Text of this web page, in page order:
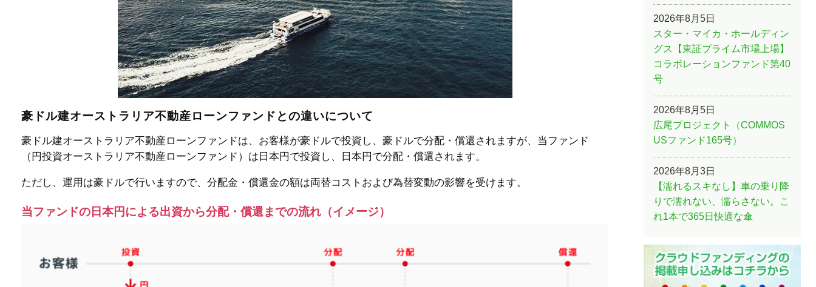
豪ドル建オーストラリア不動産ローンファンドとの違いについて
豪ドル建オーストラリア不動産ローンファンドは、お客様が豪ドルで投資し、豪ドルで分配・償還されますが、当ファンド
（円投資オーストラリア不動産ローンファンド）は日本円で投資し、日本円で分配・償還されます。
ただし、運用は豪ドルで行いますので、分配金・償還金の額は両替コストおよび為替変動の影響を受けます。
当ファンドの日本円による出資から分配・償還までの流れ（イメージ）
2026年8月5日
スター・マイカ・ホールディン
グス【東証プライム市場上場】
コラボレーションファンド第40
号
2026年8月5日
広尾プロジェクト（COMMOS
USファンド165号）
2026年8月3日
【濡れるスキなし】車の乗り降
りで濡れない、濡らさない。こ
れ1本で365日快適な傘